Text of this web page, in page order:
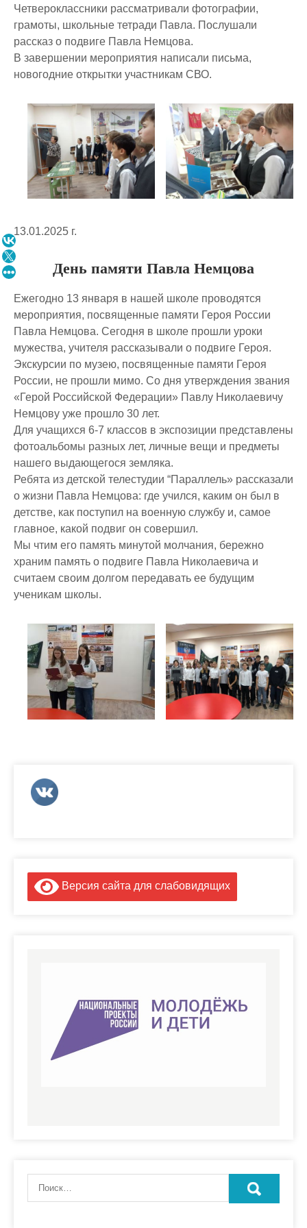
Четвероклассники рассматривали фотографии,
грамоты, школьные тетради Павла. Послушали
рассказ о подвиге Павла Немцова.
В завершении мероприятия написали письма,
новогодние открытки участникам СВО.
13.01.2025 г.
День памяти Павла Немцова
Ежегодно 13 января в нашей школе проводятся
мероприятия, посвященные памяти Героя России
Павла Немцова. Сегодня в школе прошли уроки
мужества, учителя рассказывали о подвиге Героя.
Экскурсии по музею, посвященные памяти Героя
России, не прошли мимо. Со дня утверждения звания
«Герой Российской Федерации» Павлу Николаевичу
Немцову уже прошло 30 лет.
Для учащихся 6-7 классов в экспозиции представлены
фотоальбомы разных лет, личные вещи и предметы
нашего выдающегося земляка.
Ребята из детской телестудии “Параллель» рассказали
о жизни Павла Немцова: где учился, каким он был в
детстве, как поступил на военную службу и, самое
главное, какой подвиг он совершил.
Мы чтим его память минутой молчания, бережно
храним память о подвиге Павла Николаевича и
считаем своим долгом передавать ее будущим
ученикам школы.
Версия сайта для слабовидящих